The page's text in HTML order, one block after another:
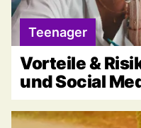
Teenager
Vorteile &
und Social